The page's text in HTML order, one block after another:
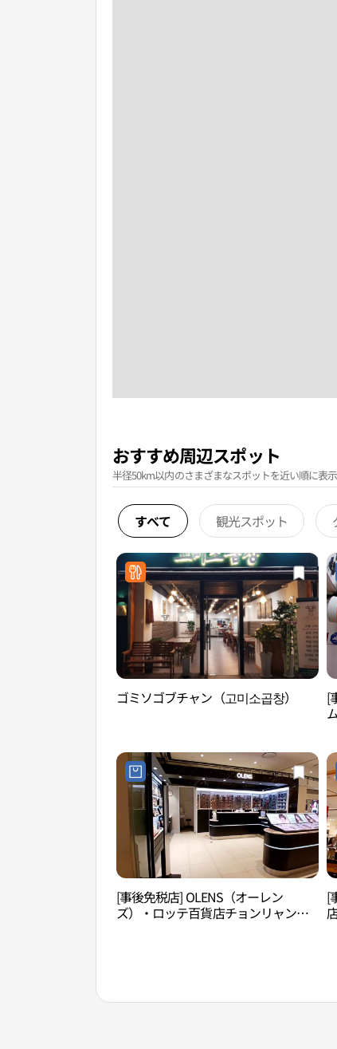
おすすめ周辺スポット
半径50km以内のさまざまなスポットを近い順に表示
すべて 観光スポット
ゴミソゴブチャン（고미소곱창）
[
[事後免税店] OLENS（オーレン
ズ）・ロッテ百貨店チョンリャンリ
[